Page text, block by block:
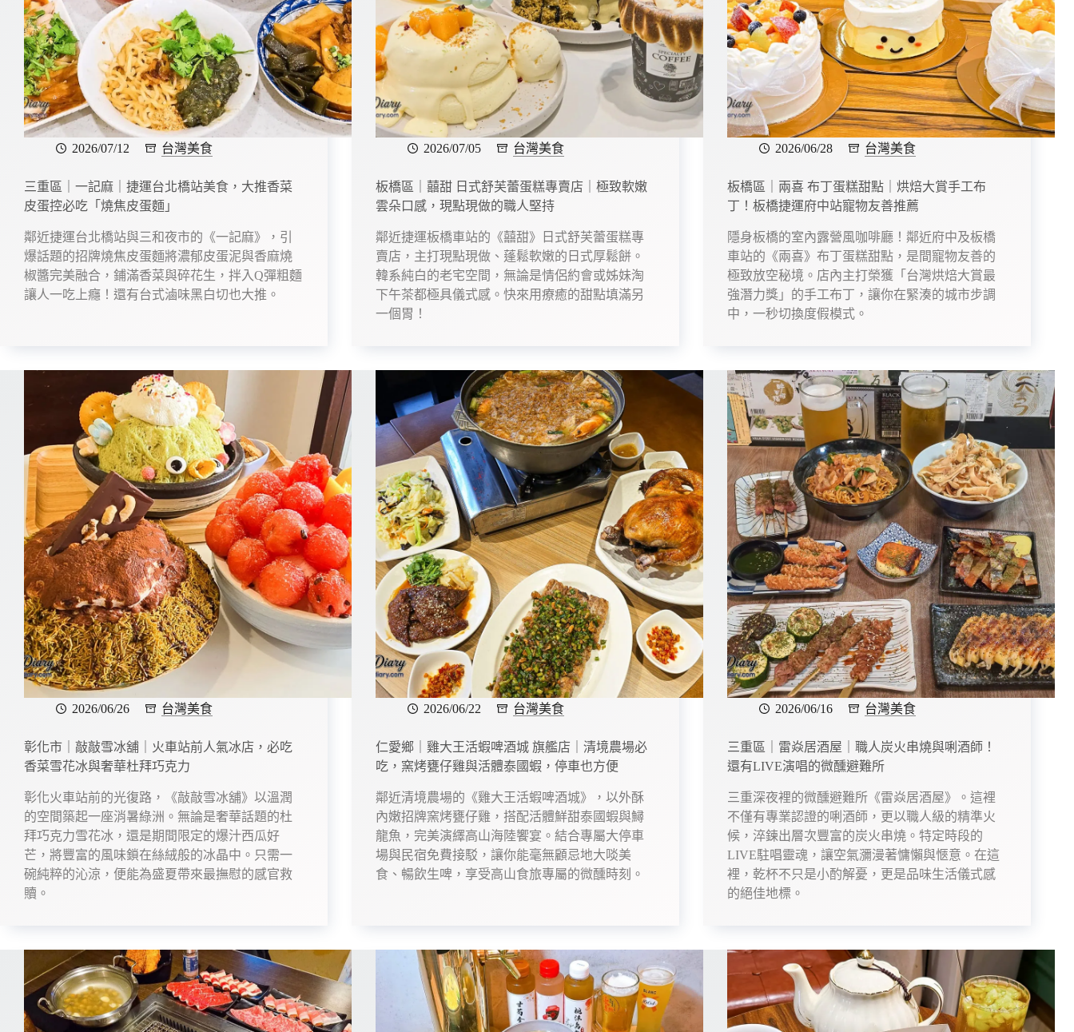
2026/07/12 台灣美食
三重區｜一記麻｜捷運台北橋站美食，大推香菜
皮蛋控必吃「燒焦皮蛋麵」
鄰近捷運台北橋站與三和夜市的《一記麻》，引
爆話題的招牌燒焦皮蛋麵將濃郁皮蛋泥與香麻燒
椒醬完美融合，鋪滿香菜與碎花生，拌入Q彈粗麵
讓人一吃上癮！還有台式滷味黑白切也大推。
2026/07/05 台灣美食
板橋區｜囍甜 日式舒芙蕾蛋糕專賣店｜極致軟嫩
雲朵口感，現點現做的職人堅持
鄰近捷運板橋車站的《囍甜》日式舒芙蕾蛋糕專
賣店，主打現點現做、蓬鬆軟嫩的日式厚鬆餅。
韓系純白的老宅空間，無論是情侶約會或姊妹淘
下午茶都極具儀式感。快來用療癒的甜點填滿另
一個胃！
2026/06/28 台灣美食
板橋區｜兩喜 布丁蛋糕甜點｜烘焙大賞手工布
丁！板橋捷運府中站寵物友善推薦
隱身板橋的室內露營風咖啡廳！鄰近府中及板橋
車站的《兩喜》布丁蛋糕甜點，是間寵物友善的
極致放空秘境。店內主打榮獲「台灣烘焙大賞最
強潛力獎」的手工布丁，讓你在緊湊的城市步調
中，一秒切換度假模式。
2026/06/26 台灣美食
彰化市｜敲敲雪冰舖｜火車站前人氣冰店，必吃
香菜雪花冰與奢華杜拜巧克力
彰化火車站前的光復路，《敲敲雪冰舖》以溫潤
的空間築起一座消暑綠洲。無論是奢華話題的杜
拜巧克力雪花冰，還是期間限定的爆汁西瓜好
芒，將豐富的風味鎖在絲絨般的冰晶中。只需一
碗純粹的沁涼，便能為盛夏帶來最撫慰的感官救
贖。
2026/06/22 台灣美食
仁愛鄉｜雞大王活蝦啤酒城 旗艦店｜清境農場必
吃，窯烤甕仔雞與活體泰國蝦，停車也方便
鄰近清境農場的《雞大王活蝦啤酒城》，以外酥
內嫩招牌窯烤甕仔雞，搭配活體鮮甜泰國蝦與鱘
龍魚，完美演繹高山海陸饗宴。結合專屬大停車
場與民宿免費接駁，讓你能毫無顧忌地大啖美
食、暢飲生啤，享受高山食旅專屬的微醺時刻。
2026/06/16 台灣美食
三重區｜雷焱居酒屋｜職人炭火串燒與唎酒師！
還有LIVE演唱的微醺避難所
三重深夜裡的微醺避難所《雷焱居酒屋》。這裡
不僅有專業認證的唎酒師，更以職人級的精準火
候，淬鍊出層次豐富的炭火串燒。特定時段的
LIVE駐唱靈魂，讓空氣瀰漫著慵懶與愜意。在這
裡，乾杯不只是小酌解憂，更是品味生活儀式感
的絕佳地標。